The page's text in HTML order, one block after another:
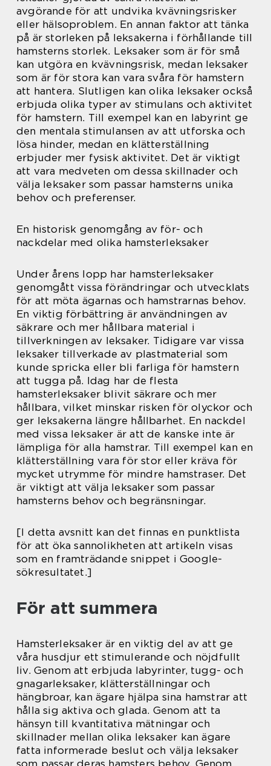
avgörande för att undvika kvävningsrisker
eller hälsoproblem. En annan faktor att tänka
på är storleken på leksakerna i förhållande till
hamsterns storlek. Leksaker som är för små
kan utgöra en kvävningsrisk, medan leksaker
som är för stora kan vara svåra för hamstern
att hantera. Slutligen kan olika leksaker också
erbjuda olika typer av stimulans och aktivitet
för hamstern. Till exempel kan en labyrint ge
den mentala stimulansen av att utforska och
lösa hinder, medan en klätterställning
erbjuder mer fysisk aktivitet. Det är viktigt
att vara medveten om dessa skillnader och
välja leksaker som passar hamsterns unika
behov och preferenser.
En historisk genomgång av för- och
nackdelar med olika hamsterleksaker
Under årens lopp har hamsterleksaker
genomgått vissa förändringar och utvecklats
för att möta ägarnas och hamstrarnas behov.
En viktig förbättring är användningen av
säkrare och mer hållbara material i
tillverkningen av leksaker. Tidigare var vissa
leksaker tillverkade av plastmaterial som
kunde spricka eller bli farliga för hamstern
att tugga på. Idag har de flesta
hamsterleksaker blivit säkrare och mer
hållbara, vilket minskar risken för olyckor och
ger leksakerna längre hållbarhet. En nackdel
med vissa leksaker är att de kanske inte är
lämpliga för alla hamstrar. Till exempel kan en
klätterställning vara för stor eller kräva för
mycket utrymme för mindre hamstraser. Det
är viktigt att välja leksaker som passar
hamsterns behov och begränsningar.
[I detta avsnitt kan det finnas en punktlista
för att öka sannolikheten att artikeln visas
som en framträdande snippet i Google-
sökresultatet.]
För att summera
Hamsterleksaker är en viktig del av att ge
våra husdjur ett stimulerande och nöjdfullt
liv. Genom att erbjuda labyrinter, tugg- och
gnagarleksaker, klätterställningar och
hängbroar, kan ägare hjälpa sina hamstrar att
hålla sig aktiva och glada. Genom att ta
hänsyn till kvantitativa mätningar och
skillnader mellan olika leksaker kan ägare
fatta informerade beslut och välja leksaker